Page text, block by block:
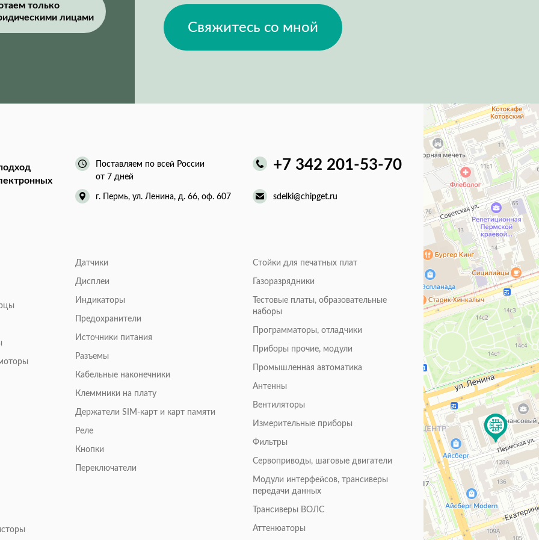
только
лицами
Свяжитесь со мной
Поставляем по всей России
от 7 дней
+7 342 201-53-70
г. Пермь, ул. Ленина, д. 66, оф. 607 sdelki@chipget.ru
Датчики
Дисплеи
Индикаторы
Предохранители
Источники питания
Разъемы
Кабельные наконечники
Клеммники на плату
Держатели SIM-карт и карт памяти
Реле
Кнопки
Переключатели
Стойки для печатных плат
Газоразрядники
Тестовые платы, образовательные
наборы
Программаторы, отладчики
Приборы прочие, модули
Промышленная автоматика
Антенны
Вентиляторы
Измерительные приборы
Фильтры
Сервоприводы, шаговые двигатели
Модули интерфейсов, трансиверы
передачи данных
Трансиверы ВОЛС
Аттенюаторы